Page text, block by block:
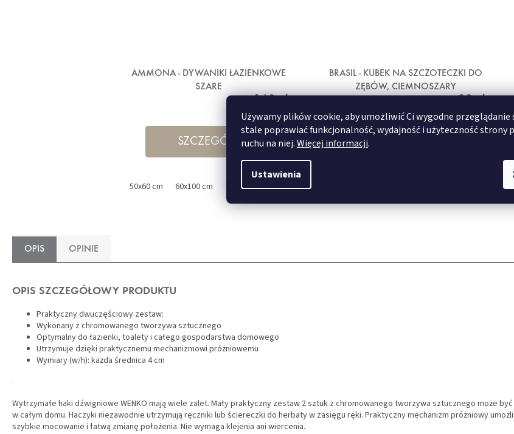
Używamy plików cookie, aby umożliwić Ci wygodne
stale poprawiać funkcjonalność, wydajność i użyteczność strony
ruchu na niej.Więcej informacji.
Ustawienia
AMMONA - DYWANIKI ŁAZIENKOWE
SZARE
SZCZEGÓŁY
50x60 cm 60x100 cm 70x120 cm
BRASIL - KUBEK NA SZCZOTECZKI DO
ZĘBÓW, CIEMNOSZARY
OPIS OPINIE
OPIS SZCZEGÓŁOWY PRODUKTU
Praktyczny dwuczęściowy zestaw:
Wykonany z chromowanego tworzywa sztucznego
Optymalny do łazienki, toalety i całego gospodarstwa domowego
Utrzymuje dzięki praktycznemu mechanizmowi próżniowemu
Wymiary (w/h): każda średnica 4 cm
.
Wytrzymałe haki dźwigniowe WENKO mają wiele zalet. Mały praktyczny zestaw 2 sztuk z chromowanego tworzywa sztucznego może
w całym domu. Haczyki niezawodnie utrzymują ręczniki lub ściereczki do herbaty w zasięgu ręki. Praktyczny mechanizm próżniowy
szybkie mocowanie i łatwą zmianę położenia. Nie wymaga klejenia ani wiercenia.